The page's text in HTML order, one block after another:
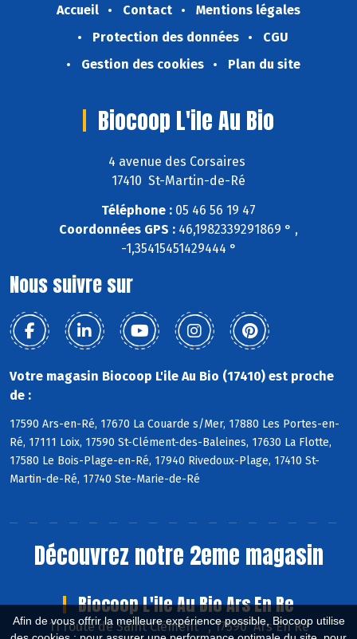
Afin de vous offrir la meilleure expérience possible, Biocoop utilise
Accueil Contact
Mentions légales
Protection des données
CGU
Gestion des cookies
Plan du site
Biocoop L'ile Au Bio
4 avenue des Corsaires
17410 St-Martin-de-Ré
Téléphone : 05 46 56 19 47
Coordonnées GPS : 46,1982339291869 ° ,
-1,35415451429444 °
Nous suivre sur
Votre magasin Biocoop L'ile Au Bio (17410) est proche
de :
17590 Ars-en-Ré, 17670 La Couarde s/Mer, 17880 Les Portes-en-
Ré, 17111 Loix, 17590 St-Clément-des-Baleines, 17630 La Flotte,
17580 Le Bois-Plage-en-Ré, 17940 Rivedoux-Plage, 17410 St-
Martin-de-Ré, 17740 Ste-Marie-de-Ré
Découvrez notre 2eme magasin
Biocoop L'ile Au Bio Ars En Re
11 route de Saint Clément , 17590 Ars En Ré